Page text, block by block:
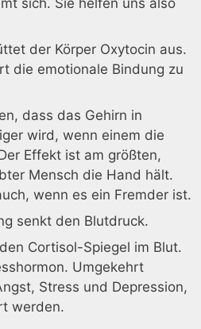
sich. Sie helfen uns also
der Körper Oxytocin aus.
die emotionale Bindung zu
dass das Gehirn in
wird, wenn einem die
Effekt ist am größten,
Mensch die Hand hält.
wenn es ein Fremder ist.
senkt den Blutdruck.
Cortisol-Spiegel im Blut.
Umgekehrt
Stress und Depression,
werden.